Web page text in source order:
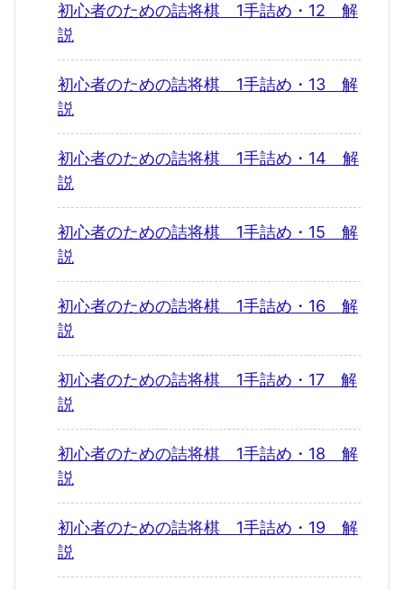
初心者のための詰将棋 1手詰め・12 解
説
初心者のための詰将棋 1手詰め・13 解
説
初心者のための詰将棋 1手詰め・14 解
説
初心者のための詰将棋 1手詰め・15 解
説
初心者のための詰将棋 1手詰め・16 解
説
初心者のための詰将棋 1手詰め・17 解
説
初心者のための詰将棋 1手詰め・18 解
説
初心者のための詰将棋 1手詰め・19 解
説